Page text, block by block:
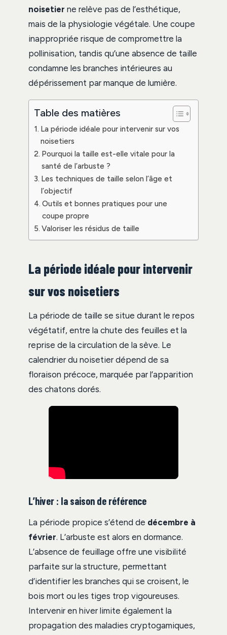
noisetier ne relève pas de l’esthétique,
mais de la physiologie végétale. Une coupe
inappropriée risque de compromettre la
pollinisation, tandis qu’une absence de taille
condamne les branches intérieures au
dépérissement par manque de lumière.
Table des matières
La période idéale pour intervenir sur vos
noisetiers
Pourquoi la taille est-elle vitale pour la
santé de l’arbuste ?
Les techniques de taille selon l’âge et
l’objectif
Outils et bonnes pratiques pour une
coupe propre
Valoriser les résidus de taille
La période idéale pour intervenir
sur vos noisetiers
La période de taille se situe durant le repos
végétatif, entre la chute des feuilles et la
reprise de la circulation de la sève. Le
calendrier du noisetier dépend de sa
floraison précoce, marquée par l’apparition
des chatons dorés.
L’hiver : la saison de référence
La période propice s’étend de décembre à
février. L’arbuste est alors en dormance.
L’absence de feuillage offre une visibilité
parfaite sur la structure, permettant
d’identifier les branches qui se croisent, le
bois mort ou les tiges trop vigoureuses.
Intervenir en hiver limite également la
propagation des maladies cryptogamiques,